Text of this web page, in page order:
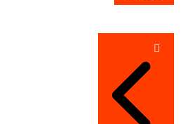
تصفّح
المقالات